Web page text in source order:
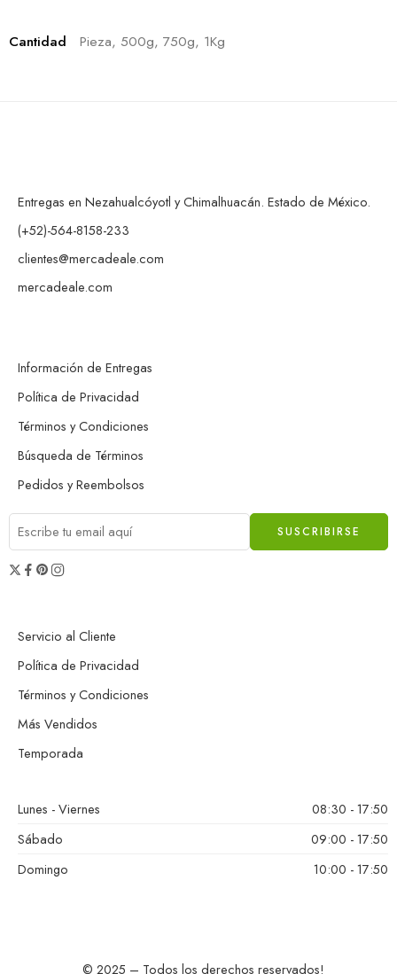
Cantidad Pieza, 500g, 750g, 1Kg
Entregas en Nezahualcóyotl y Chimalhuacán. Estado de México.
(+52)-564-8158-233
clientes@mercadeale.com
mercadeale.com
Información de Entregas
Política de Privacidad
Términos y Condiciones
Búsqueda de Términos
Pedidos y Reembolsos
Servicio al Cliente
Política de Privacidad
Términos y Condiciones
Más Vendidos
Temporada
Lunes - Viernes
08:30 - 17:50
Sábado
09:00 - 17:50
Domingo
10:00 - 17:50
© 2025 – Todos los derechos reservados!